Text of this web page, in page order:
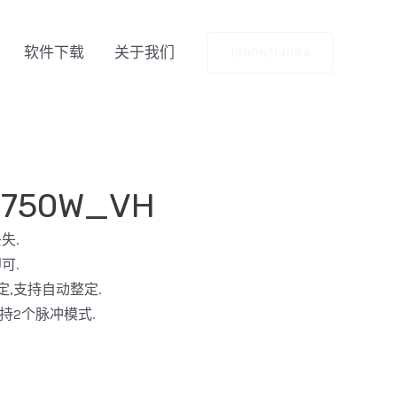
软件下载 关于我们
.
.
,支持自动整定.
2个脉冲模式.